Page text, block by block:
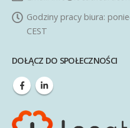
Godziny pracy biura:
CEST
DOŁĄCZ DO SPOŁECZNOŚCI